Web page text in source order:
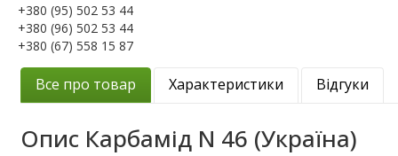
+380 (95) 502 53 44
+380 (96) 502 53 44
+380 (67) 558 15 87
Все про товар Характеристики Відгуки
Опис Карбамід N 46 (Україна)